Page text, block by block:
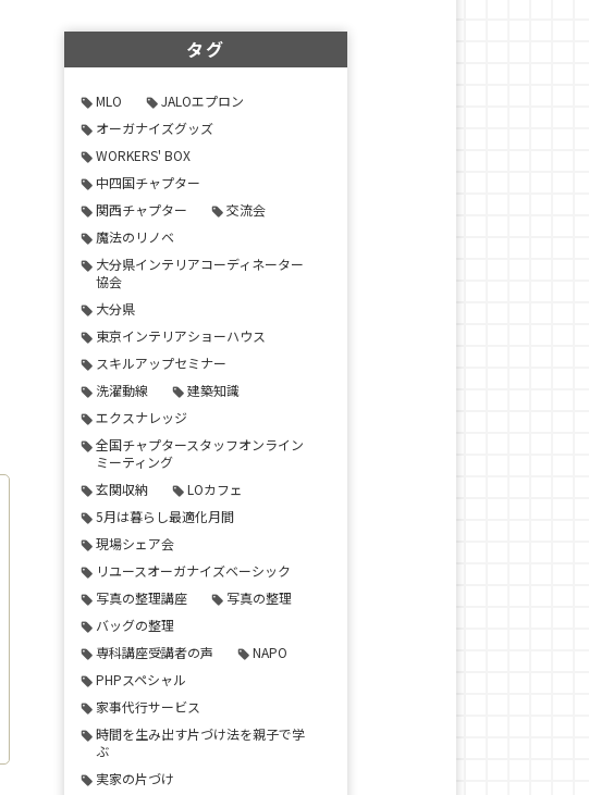
タグ
MLO
JALOエプロン
オーガナイズグッズ
WORKERS' BOX
中四国チャプター
関西チャプター
交流会
魔法のリノベ
大分県インテリアコーディネーター
協会
大分県
東京インテリアショーハウス
スキルアップセミナー
洗濯動線
建築知識
エクスナレッジ
全国チャプタースタッフオンライン
ミーティング
玄関収納
LOカフェ
5月は暮らし最適化月間
現場シェア会
リユースオーガナイズベーシック
写真の整理講座
写真の整理
バッグの整理
専科講座受講者の声
NAPO
PHPスペシャル
家事代行サービス
時間を生み出す片づけ法を親子で学
ぶ
実家の片づけ